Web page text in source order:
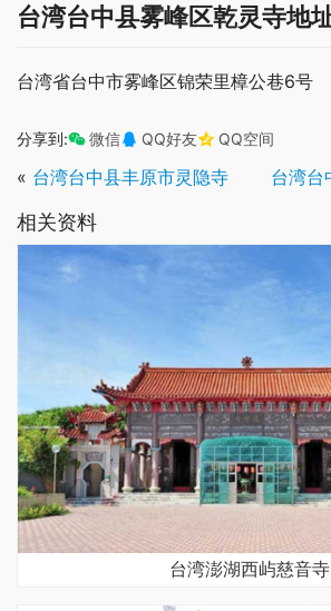
台湾台中县雾峰区乾灵寺地
台湾省台中市雾峰区锦荣里樟公巷6号
分享到: 微信 QQ好友 QQ空间
« 台湾台中县丰原市灵隐寺 台湾台
相关资料
台湾澎湖西屿慈音寺